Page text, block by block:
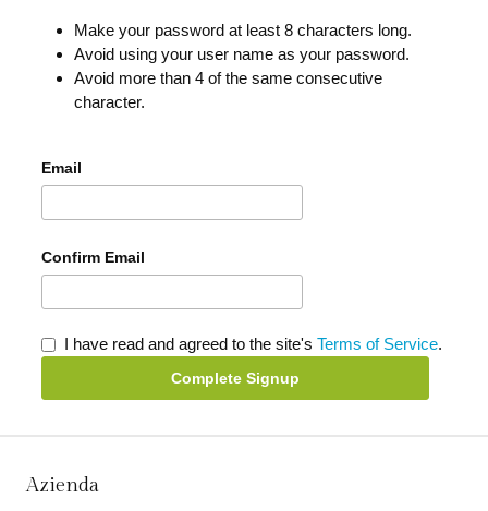
Make your password at least 8 characters long.
Avoid using your user name as your password.
Avoid more than 4 of the same consecutive
character.
Email
Confirm Email
I have read and agreed to the site's Terms of Service.
Complete Signup
Azienda